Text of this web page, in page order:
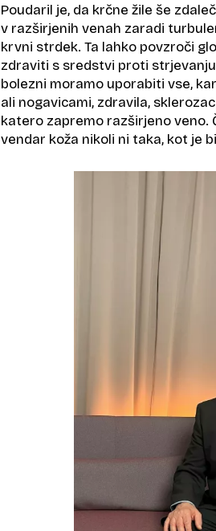
Poudaril je, da krčne žile še
v razširjenih venah zaradi
krvni strdek. Ta lahko povzroči
zdraviti s sredstvi proti
bolezni moramo uporabiti vse,
ali nogavicami, zdravila,
katero zapremo razširjeno veno.
vendar koža nikoli ni taka, kot je